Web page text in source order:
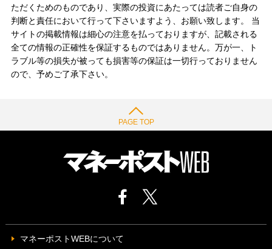
ただくためのものであり、実際の投資にあたっては読者ご自身の
判断と責任において行って下さいますよう、お願い致します。 当
サイトの掲載情報は細心の注意を払っておりますが、記載される
全ての情報の正確性を保証するものではありません。万が一、ト
ラブル等の損失が被っても損害等の保証は一切行っておりません
ので、予めご了承下さい。
PAGE TOP
マネーポストWEBについて